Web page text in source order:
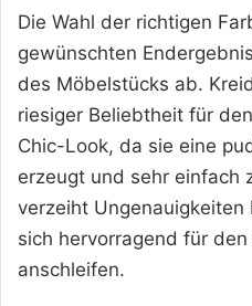
Die Wahl der richtigen
gewünschten
des Möbelstücks ab.
riesiger Beliebtheit für
Chic-Look, da sie eine
erzeugt und sehr einfach
verzeiht
sich hervorragend für
anschleifen.